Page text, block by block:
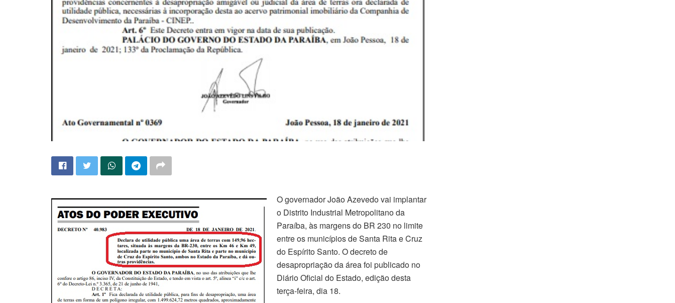
O governador João Azevedo vai implantar
o Distrito Industrial Metropolitano da
Paraíba, às margens do BR 230 no limite
entre os municípios de Santa Rita e Cruz
do Espírito Santo. O decreto de
desapropriação da área foi publicado no
Diário Oficial do Estado, edição desta
terça-feira, dia 18.